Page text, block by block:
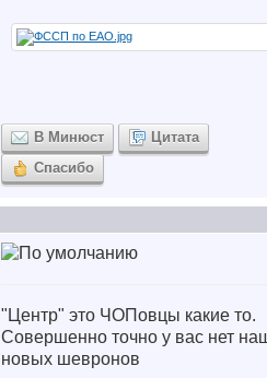
В Минюст
Цитата
Спасибо
"Центр" это ЧОПовцы какие то.
Совершенно точно у вас нет
новых шевронов